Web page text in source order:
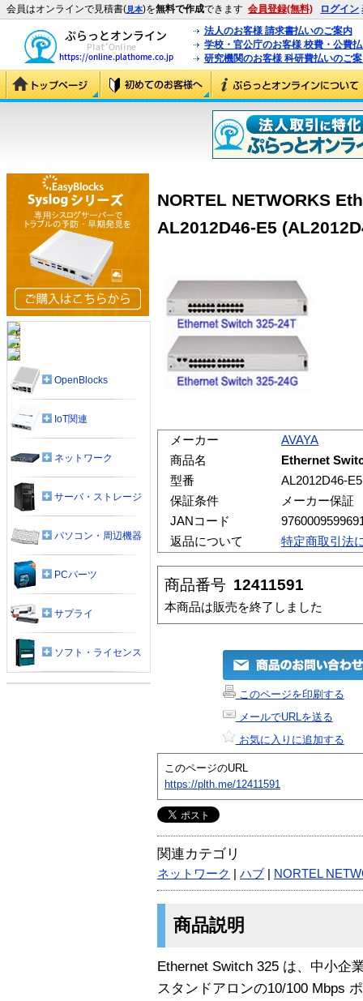
会員はオンラインで見積書(見本)を無料で作成できます 会員登録(無料) ログイン
法人のお客様 請求書払いのご案内
学校・官公庁のお客様 校費・公費
研究機関のお客様 科研費払いのご
NORTEL NETWORKS
AL2012D46-E5
メーカー
AVAYA
商品名
Ethernet
型番
AL2012D46-E5
保証条件
メーカー保証
JANコード
返品について
特定商取引法
商品番号 12411591
本商品は販売を終了しました
このページを印刷する
メールでURLを送る
お気に入りに追加する
このページのURL
https://plth.me/12411591
関連カテゴリ
ネットワーク ハブ NORTEL
商品説明
Ethernet Switch 325 は、中小企
スタンドアロンの10/100 Mbps
OpenBlocks
IoT関連
ネットワーク
サーバ・ストレージ
パソコン・周辺機器
PCパーツ
サプライ
ソフト・ライセンス